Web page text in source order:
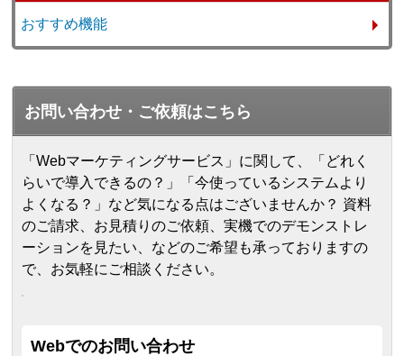
おすすめ機能
お問い合わせ・ご依頼はこちら
「Webマーケティングサービス」に関して、「どれく
らいで導入できるの？」「今使っているシステムより
よくなる？」など気になる点はございませんか？ 資料
のご請求、お見積りのご依頼、実機でのデモンストレ
ーションを見たい、などのご希望も承っておりますの
で、お気軽にご相談ください。
Webでのお問い合わせ